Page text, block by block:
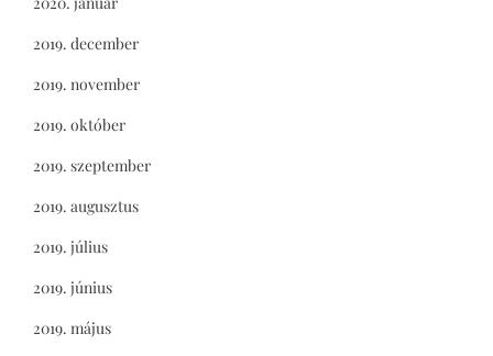
2019. december
2019. november
2019. október
2019. szeptember
2019. augusztus
2019. július
2019. június
2019. május